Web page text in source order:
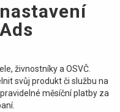
živnostníky a OSVČ.
svůj produkt či službu na
měsíční platby za